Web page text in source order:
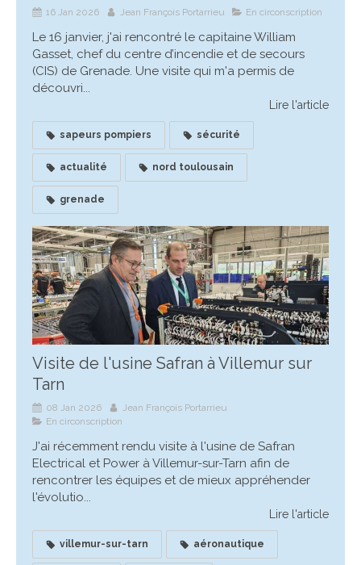
16 Jan 2026 Jean François Portarrieu En circonscription
Le 16 janvier, j'ai rencontré le capitaine William
Gasset, chef du centre d’incendie et de secours
(CIS) de Grenade. Une visite qui m'a permis de
découvri...
Lire l'article
sapeurs pompiers sécurité
actualité nord toulousain
grenade
Visite de l'usine Safran à Villemur sur
Tarn
08 Jan 2026
Jean François Portarrieu
En circonscription
J'ai récemment rendu visite à l'usine de Safran
Electrical et Power à Villemur-sur-Tarn afin de
rencontrer les équipes et de mieux appréhender
l'évolutio...
Lire l'article
villemur-sur-tarn aéronautique